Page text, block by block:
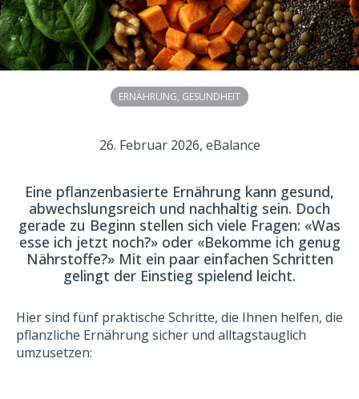
ERNÄHRUNG, GESUNDHEIT
26. Februar 2026, eBalance
Eine pflanzenbasierte Ernährung kann gesund,
abwechslungsreich und nachhaltig sein. Doch
gerade zu Beginn stellen sich viele Fragen: «Was
esse ich jetzt noch?» oder «Bekomme ich genug
Nährstoffe?» Mit ein paar einfachen Schritten
gelingt der Einstieg spielend leicht.
Hier sind fünf praktische Schritte, die Ihnen helfen, die
pflanzliche Ernährung sicher und alltagstauglich
umzusetzen: